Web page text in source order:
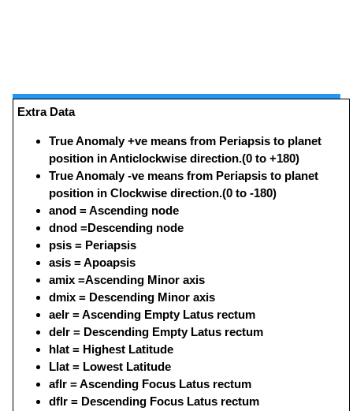
Extra Data
True Anomaly +ve means from Periapsis to planet
position in Anticlockwise direction.(0 to +180)
True Anomaly -ve means from Periapsis to planet
position in Clockwise direction.(0 to -180)
anod = Ascending node
dnod =Descending node
psis = Periapsis
asis = Apoapsis
amix =Ascending Minor axis
dmix = Descending Minor axis
aelr = Ascending Empty Latus rectum
delr = Descending Empty Latus rectum
hlat = Highest Latitude
Llat = Lowest Latitude
aflr = Ascending Focus Latus rectum
dflr = Descending Focus Latus rectum